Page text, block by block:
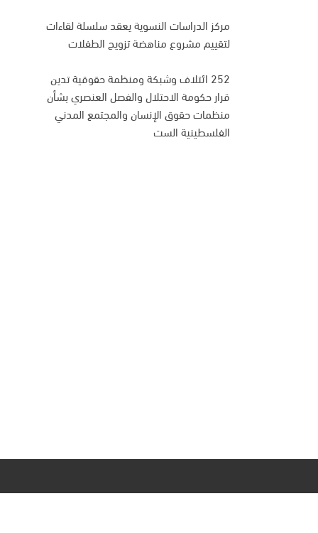
مركز الدراسات النسوية يعقد سلسلة لقاءات
لتقييم مشروع مناهضة تزويج الطفلات
252 ائتلاف وشبكة ومنظمة حقوقية تدين
قرار حكومة الاحتلال والفصل العنصري بشأن
منظمات حقوق الإنسان والمجتمع المدني
الفلسطينية الست